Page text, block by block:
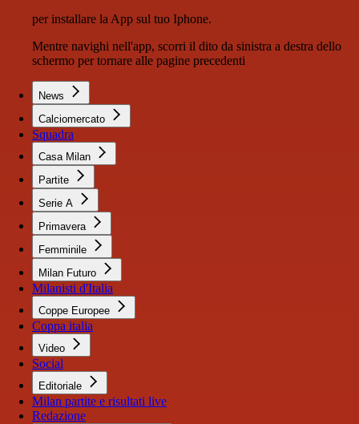
per installare la App sul tuo Iphone.
Mentre navighi nell'app, scorri il dito da sinistra a destra dello
schermo per tornare alle pagine precedenti
News
Calciomercato
Squadra
Casa Milan
Partite
Serie A
Primavera
Femminile
Milan Futuro
Milanisti d'Italia
Coppe Europee
Coppa italia
Video
Social
Editoriale
Milan partite e risultati live
Redazione